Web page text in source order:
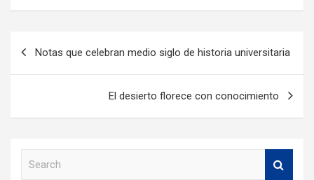
Notas que celebran medio siglo de historia universitaria
El desierto florece con conocimiento